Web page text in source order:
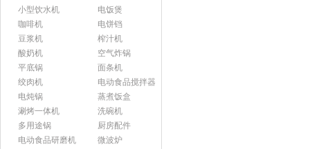
小型饮水机
电饭煲
咖啡机
电饼铛
豆浆机
榨汁机
酸奶机
空气炸锅
平底锅
面条机
绞肉机
电动食品搅拌器
电炖锅
蒸煮饭盒
涮烤一体机
洗碗机
多用途锅
厨房配件
电动食品研磨机
微波炉